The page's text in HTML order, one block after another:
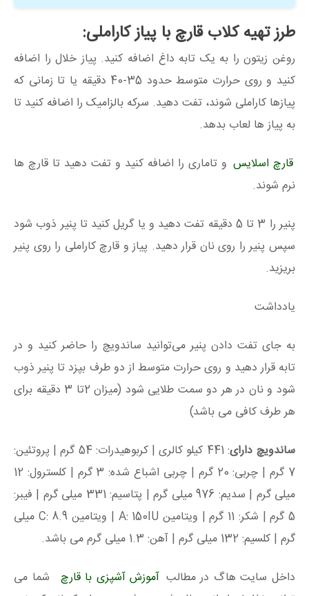
طرز تهیه کلاب قارچ با پیاز کاراملی:
روغن زیتون را به یک تابه داغ اضافه کنید. پیاز خلال را اضافه
کنید و روی حرارت متوسط ​​حدود 35-40 دقیقه یا تا زمانی که
پیازها کاراملی شوند، تفت دهید. سرکه بالزامیک را اضافه کنید تا
به پیاز ها لعاب بدهد.
قارچ اسلایس و تاماری را اضافه کنید و تفت دهید تا قارچ ها
نرم شوند.
پنیر را 3 تا 5 دقیقه تفت دهید و یا گریل کنید تا پنیر ذوب شود
سپس پنیر را روی نان قرار دهید. پیاز و قارچ کاراملی را روی پنیر
بریزید.
یادداشت
به جای تفت دادن پنیر می‌توانید ساندویچ‌ را حاضر کنید و در
تابه قرار دهید و روی حرارت متوسط ​​از دو طرف بپزد تا پنیر ذوب
شود و نان در هر دو سمت طلایی شود (میزان 2تا 3 دقیقه برای
هر طرف کافی می باشد)
ساندویچ دارای
: 441 کیلو کالری | کربوهیدرات: 54 گرم | پروتئین:
7 گرم | چربی: 20 گرم | چربی اشباع شده: 3 گرم | کلسترول: 12
میلی گرم | سدیم: 976 میلی گرم | پتاسیم: 331 میلی گرم | فیبر:
5 گرم | شکر: 11 گرم | ویتامین A: 150IU | ویتامین C: 8.9 میلی
گرم | کلسیم: 132 میلی گرم | آهن: 1.3 میلی گرم می باشد.
داخل سایت هاگ در مطالب آموزش آشپزی با قارچ
شما می